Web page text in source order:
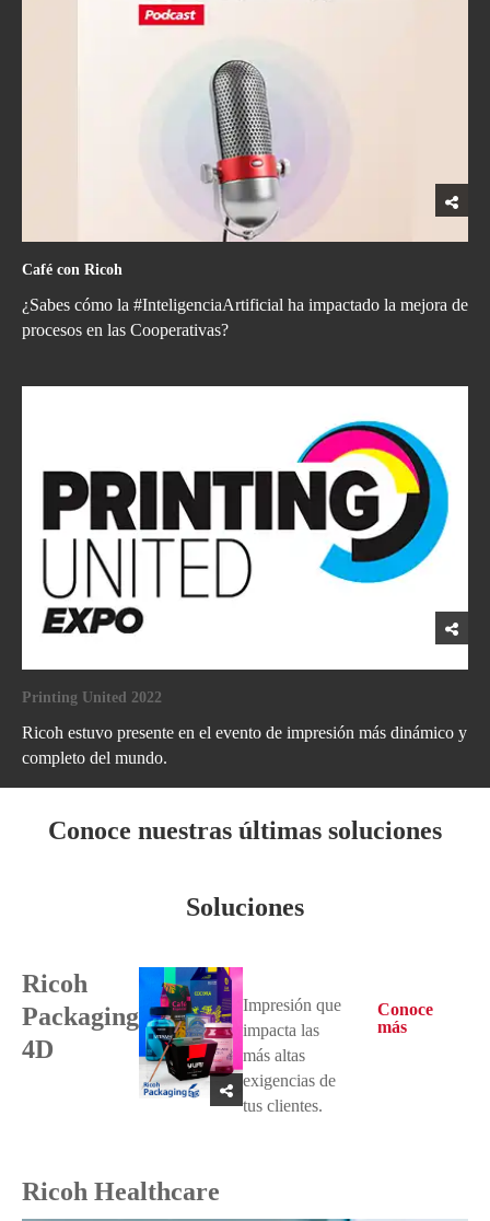
Soluciones
Café con Ricoh
¿Sabes cómo la #InteligenciaArtificial ha impactado la mejora de
procesos en las Cooperativas?
Printing United 2022
Ricoh estuvo presente en el evento de impresión más dinámico y
completo del mundo.
Conoce nuestras últimas soluciones
Ricoh
Packaging
4D
Impresión que
impacta las
más altas
exigencias de
tus clientes.
Conoce
más
Ricoh Healthcare